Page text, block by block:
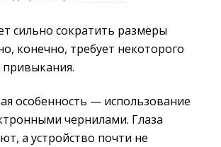
сильно сократить размеры
конечно, требует некоторого
особенность — использование
чернилами. Глаза
а устройство почти не